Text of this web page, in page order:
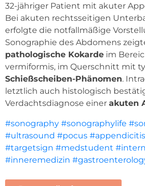
32-jähriger Patient mit akuter
Bei akuten rechtsseitigen
erfolgte die notfallmäßige
Sonographie des Abdomens
pathologische Kokarde im
vermiformis, im Querschnitt mit
Schießscheiben-Phänomen.
letztlich auch histologisch
Verdachtsdiagnose einer akuten
#sonography #sonographylife
#ultrasound #pocus #appendicitis
#targetsign #medstudent
#inneremedizin